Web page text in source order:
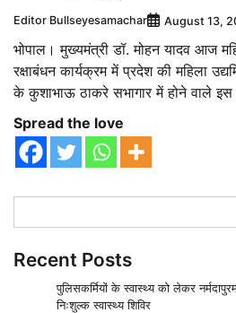
Editor Bullseyesamachar August 13,
भोपाल। मुख्यमंत्री डॉ. मोहन यादव आज
रक्षाबंधन कार्यक्रम में प्रदेश की महिला
के कुशाभाऊ ठाकरे सभागार में होने वाले
Spread the love
Recent Posts
पुलिसकर्मियों के स्वास्थ्य को लेकर
निःशुल्क स्वास्थ्य शिविर